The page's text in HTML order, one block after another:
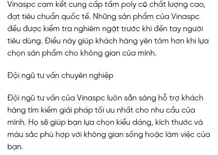
Vinaspc cam kết cung cấp tấm poly có chất lượng cao,
đạt tiêu chuẩn quốc tế. Những sản phẩm của Vinaspc
đều được kiểm tra nghiêm ngặt trước khi đến tay người
tiêu dùng. Điều này giúp khách hàng yên tâm hơn khi lựa
chọn sản phẩm cho không gian của mình.
Đội ngũ tư vấn chuyên nghiệp
Đội ngũ tư vấn của Vinaspc luôn sẵn sàng hỗ trợ khách
hàng tìm kiếm giải pháp tối ưu nhất cho nhu cầu của
mình. Họ sẽ giúp bạn lựa chọn kiểu dáng, kích thước và
màu sắc phù hợp với không gian sống hoặc làm việc của
bạn.